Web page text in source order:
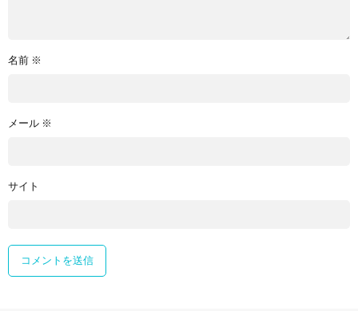
名前 ※
メール ※
サイト